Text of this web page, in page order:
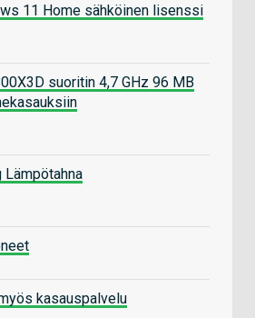
11 Home sähköinen lisenssi
suoritin 4,7 GHz 96 MB
Lämpötahna
kasauspalvelu